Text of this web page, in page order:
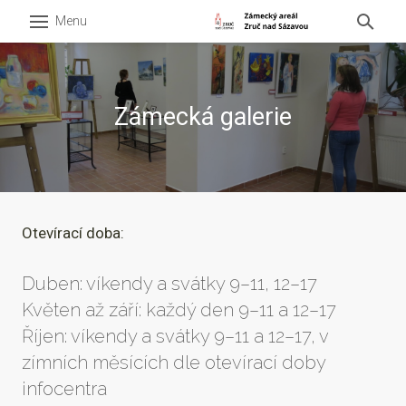
Menu
O
Zámecká galerie
Otevírací doba:
Duben: víkendy a svátky 9–11, 12–17
Květen až září: každý den 9–11 a 12–17
Říjen: víkendy a svátky 9–11 a 12–17, v
zímních měsících dle otevírací doby
infocentra